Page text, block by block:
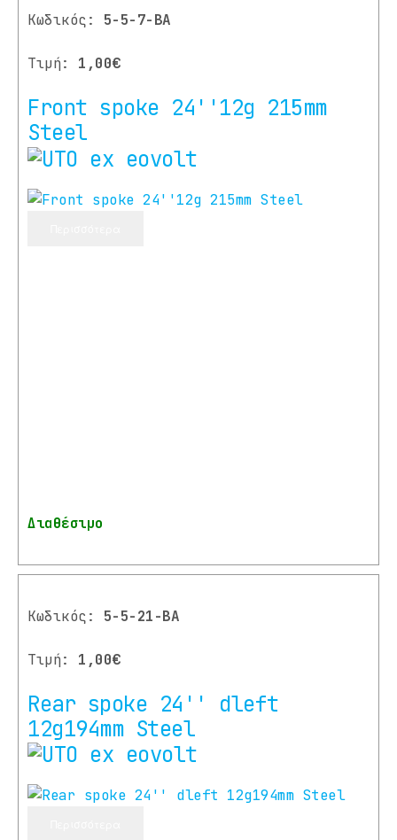
Κωδικός: 5-5-7-BA
Τιμή: 1,00€
Front spoke 24''12g 215mm
Steel
Διαθέσιμο
Κωδικός: 5-5-21-BA
Τιμή: 1,00€
Rear spoke 24'' dleft
12g194mm Steel